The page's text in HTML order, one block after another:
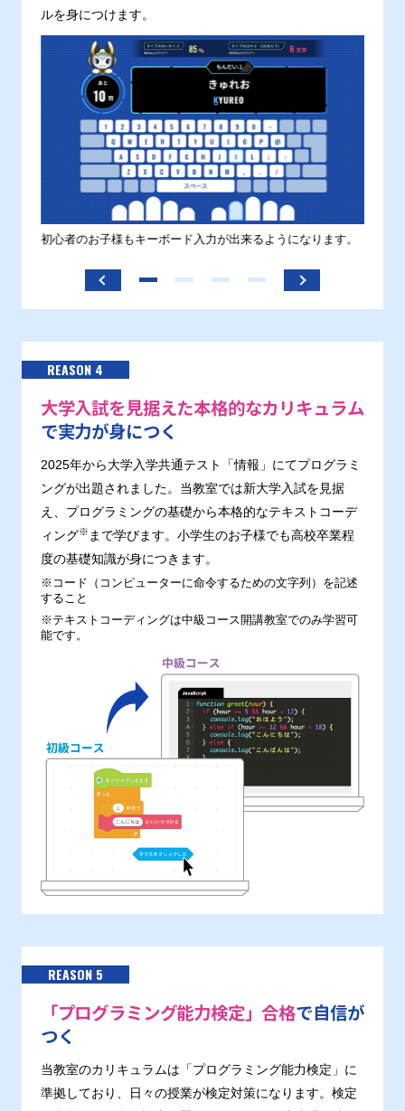
ルを身につけます。
初心者のお子様もキーボード入力が出来るようになります。
REASON 4
大学入試を見据えた本格的なカリキュラム
で実力が身につく
2025年から大学入学共通テスト「情報」にてプログラミ
ングが出題されました。当教室では新大学入試を見据
え、プログラミングの基礎から本格的なテキストコーデ
ィング※ まで学びます。小学生のお子様でも高校卒業程
度の基礎知識が身につきます。
※コード（コンピューターに命令するための文字列）を記述
すること
※テキストコーディングは中級コース開講教室でのみ学習可
能です。
REASON 5
「プログラミング能力検定」合格で自信が
つく
当教室のカリキュラムは「プログラミング能力検定」に
準拠しており、日々の授業が検定対策になります。検定